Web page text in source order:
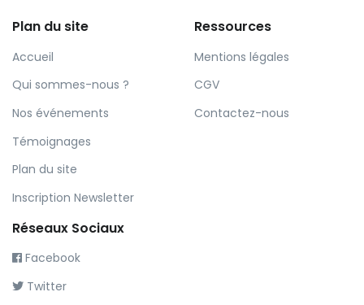
Plan du site
Accueil
Qui sommes-nous ?
Nos événements
Témoignages
Plan du site
Inscription Newsletter
Ressources
Mentions légales
CGV
Contactez-nous
Réseaux Sociaux
Facebook
Twitter